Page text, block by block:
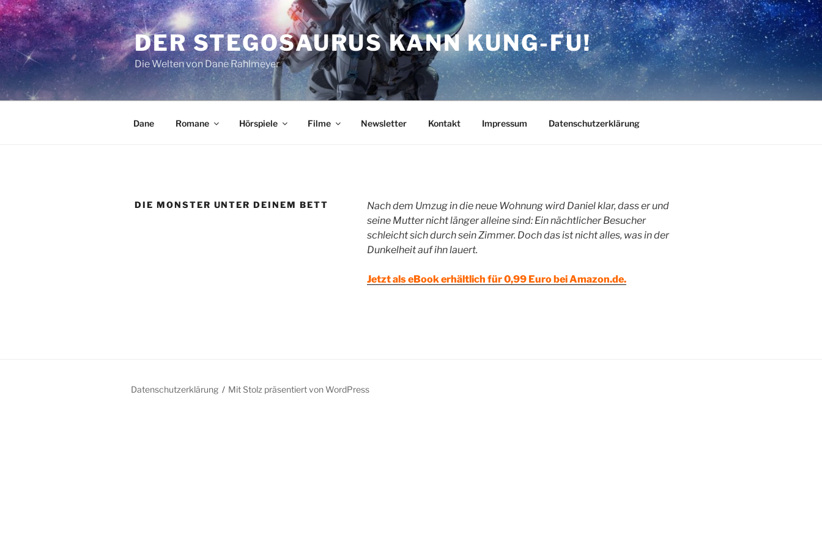
Zum
Inhalt
springen
DER STEGOSAURUS KANN KUNG-FU!
Die Welten von Dane Rahlmeyer
Dane Romane Hörspiele Filme Newsletter Kontakt Impressum Datenschutzerklärung
DIE MONSTER UNTER DEINEM BETT
Nach dem Umzug in die neue Wohnung wird Daniel klar, dass er und
seine Mutter nicht länger alleine sind: Ein nächtlicher Besucher
schleicht sich durch sein Zimmer. Doch das ist nicht alles, was in der
Dunkelheit auf ihn lauert.
Jetzt als eBook erhältlich für 0,99 Euro bei Amazon.de.
Datenschutzerklärung Mit Stolz präsentiert von WordPress